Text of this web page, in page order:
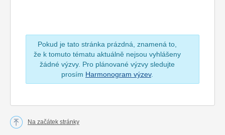
Pokud je tato stránka prázdná, znamená to,
že k tomuto tématu aktuálně nejsou vyhlášeny
žádné výzvy. Pro plánované výzvy sledujte
prosím Harmonogram výzev.
Na začátek stránky